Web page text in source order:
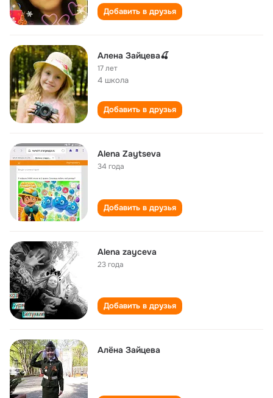
Добавить в друзья
Алена Зайцева🍒
17 лет
4 школа
Добавить в друзья
Alena Zaytseva
34 года
Добавить в друзья
Alena zayceva
23 года
Добавить в друзья
Алёна Зайцева